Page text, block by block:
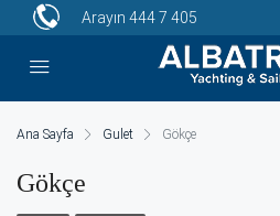
Arayın 444 7 405
Ana Sayfa Gulet Gökçe
Gökçe